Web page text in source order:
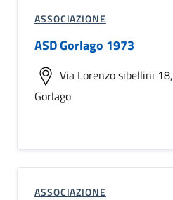
ASSOCIAZIONE
ASD Gorlago 1973
Via Lorenzo sibellini 18,
Gorlago
ASSOCIAZIONE